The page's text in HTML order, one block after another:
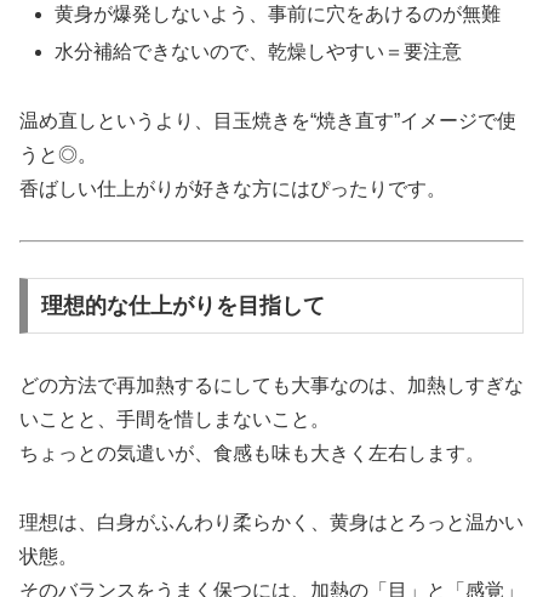
黄身が爆発しないよう、事前に穴をあけるのが無難
水分補給できないので、乾燥しやすい＝要注意
温め直しというより、目玉焼きを“焼き直す”イメージで使
うと◎。
香ばしい仕上がりが好きな方にはぴったりです。
理想的な仕上がりを目指して
どの方法で再加熱するにしても大事なのは、加熱しすぎな
いことと、手間を惜しまないこと。
ちょっとの気遣いが、食感も味も大きく左右します。
理想は、白身がふんわり柔らかく、黄身はとろっと温かい
状態。
そのバランスをうまく保つには、加熱の「目」と「感覚」